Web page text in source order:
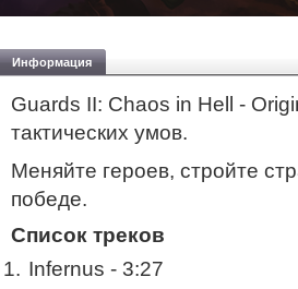
Информация
Guards II: Chaos in Hell -
тактических умов.
Меняйте героев, стройте
победе.
Список треков
Infernus - 3:27